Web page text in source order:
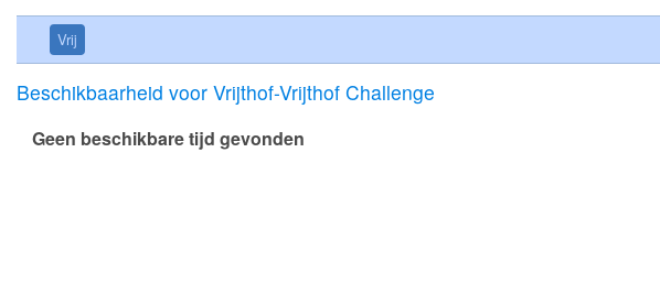
Vrij
Beschikbaarheid voor Vrijthof-Vrijthof Challenge
Geen beschikbare tijd gevonden